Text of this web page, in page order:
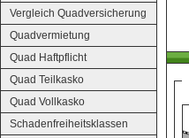
Vergleich Quadversicherung
Quadvermietung
Quad Haftpflicht
Quad Teilkasko
Quad Vollkasko
Schadenfreiheitsklassen